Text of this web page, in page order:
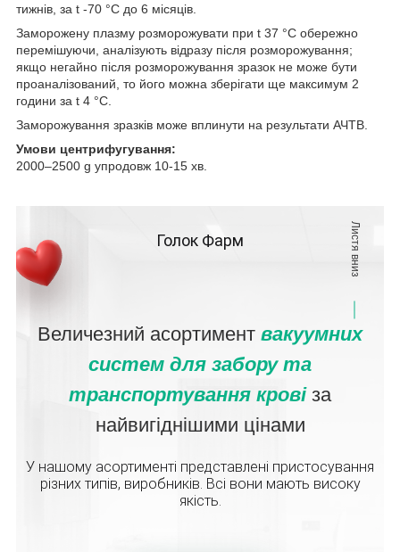
тижнів, за t -70 °C до 6 місяців.
Заморожену плазму розморожувати при t 37 °C обережно
перемішуючи, аналізують відразу після розморожування;
якщо негайно після розморожування зразок не може бути
проаналізований, то його можна зберігати ще максимум 2
години за t 4 °C.
Заморожування зразків може вплинути на результати АЧТВ.
Умови центрифугування:
2000–2500 g упродовж 10-15 хв.
Голок Фарм
Величезний асортимент вакуумних
систем для забору та
транспортування крові за
найвигіднішими цінами
У нашому асортименті представлені пристосування
різних типів, виробників. Всі вони мають високу
якість.
Листя вниз